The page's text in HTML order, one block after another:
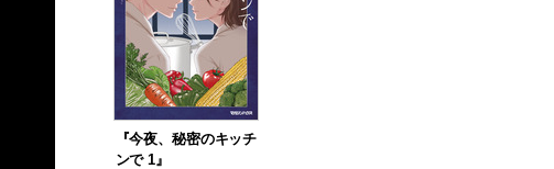
『今夜、秘密のキッチ
ンで 1』